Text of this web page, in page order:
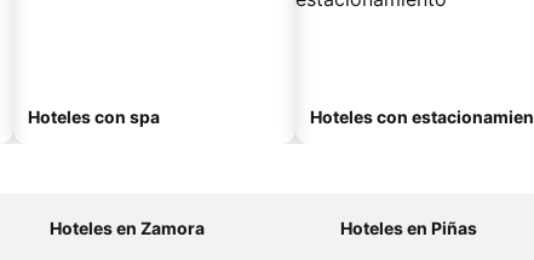
Hoteles con spa Hoteles con
Hoteles en Zamora
Hoteles en Piñas